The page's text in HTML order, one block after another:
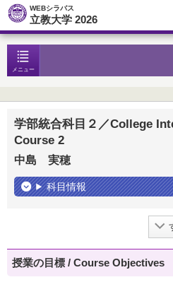
WEBシラバス
立教大学 2026
メニュー
学部統合科目２／College
Course 2
中島 実穂
科目情報
授業の目標 / Course Objectives